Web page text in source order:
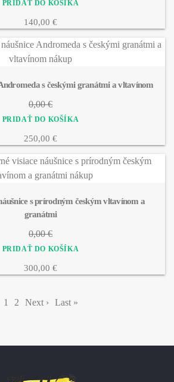
140,00 €
s českými granátmi a vltavínom
0,00 €
250,00 €
s prírodným českým vltavínom a
granátmi
0,00 €
300,00 €
Aktuálna
1 Page
2
Ďalšia
Next ›
Posledná
Last »